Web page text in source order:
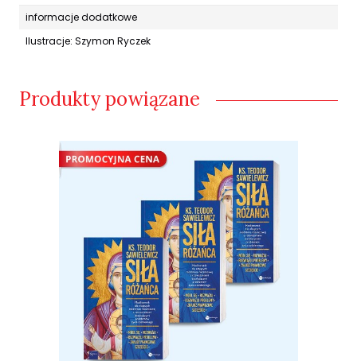
informacje dodatkowe
Ilustracje: Szymon Ryczek
Produkty powiązane